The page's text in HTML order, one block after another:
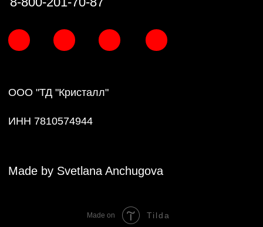
Made on Tilda